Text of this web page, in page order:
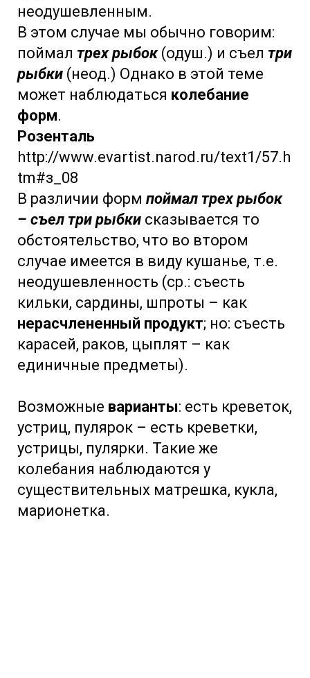
неодушевленным.
В этом случае мы обычно говорим:
поймал трех рыбок(одуш.) и съел три
рыбки (неод.) Однако в этой теме
может наблюдаться колебание
форм.
Розенталь
http://www.evartist.narod.ru/text1/57.h
tm#з_08
В различии форм поймал трех рыбок
– съел три рыбки сказывается то
обстоятельство, что во втором
случае имеется в виду кушанье, т.е.
неодушевленность (ср.: съесть
кильки, сардины, шпроты – как
нерасчлененный продукт; но: съесть
карасей, раков, цыплят – как
единичные предметы).
Возможные варианты: есть креветок,
устриц, пулярок – есть креветки,
устрицы, пулярки. Такие же
колебания наблюдаются у
существительных матрешка, кукла,
марионетка.